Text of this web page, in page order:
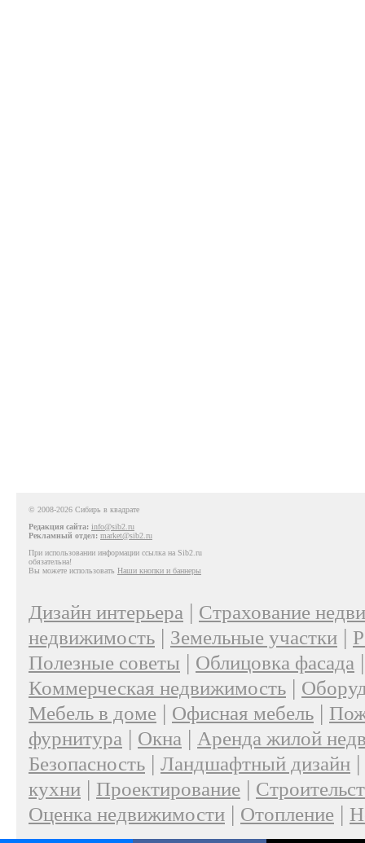
© 2008-2026 Сибирь в квадрате
Редакция сайта: info@sib2.ru
Рекламный отдел: market@sib2.ru
При использовании информации ссылка на Sib2.ru
обязательна!
Вы можете использовать Наши кнопки и баннеры
Дизайн интерьера | Страхование
недвижимость | Земельные участки |
Полезные советы | Облицовка фасада
Коммерческая недвижимость |
Мебель в доме | Офисная мебель |
фурнитура | Окна | Аренда жилой
Безопасность | Ландшафтный дизайн |
кухни | Проектирование |
Оценка недвижимости | Отопление |